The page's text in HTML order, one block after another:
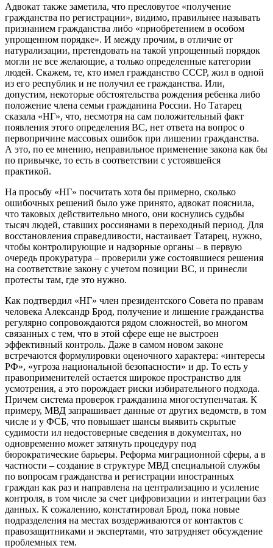
Адвокат также заметила, что пресловутое «получение
гражданства по регистрации», видимо, правильнее называть
признанием гражданства либо «приобретением в особом
упрощенном порядке». И между прочим, в отличие от
натурализации, претендовать на такой упрощенный порядок
могли не все желающие, а только определенные категории
людей. Скажем, те, кто имел гражданство СССР, жил в одной
из его республик и не получил ее гражданства. Или,
допустим, некоторые обстоятельства рождения ребенка либо
положение члена семьи гражданина России. Но Татарец
сказала «НГ», что, несмотря на сам положительный факт
появления этого определения ВС, нет ответа на вопрос о
первопричине массовых ошибок при лишении гражданства.
А это, по ее мнению, неправильное применение закона как бы
по привычке, то есть в соответствии с устоявшейся
практикой.
На просьбу «НГ» посчитать хотя бы примерно, сколько
ошибочных решений было уже принято, адвокат пояснила,
что таковых действительно много, они коснулись судьбы
тысяч людей, ставших россиянами в переходный период. Для
восстановления справедливости, настаивает Татарец, нужно,
чтобы контролирующие и надзорные органы – в первую
очередь прокуратура – проверили уже состоявшиеся решения
на соответствие закону с учетом позиции ВС, и принесли
протесты там, где это нужно.
Как подтвердил «НГ» член президентского Совета по правам
человека Александр Брод, получение и лишение гражданства
регулярно сопровождаются рядом сложностей, во многом
связанных с тем, что в этой сфере еще не выстроен
эффективный контроль. Даже в самом новом законе
встречаются формулировки оценочного характера: «интересы
РФ», «угроза национальной безопасности» и др. То есть у
правоприменителей остается широкое пространство для
усмотрения, а это порождает риски избирательного подхода.
Причем система проверок гражданина многоступенчатая. К
примеру, МВД запрашивает данные от других ведомств, в том
числе и у ФСБ, что повышает шансы выявить скрытые
судимости ил недостоверные сведения в документах, но
одновременно может затянуть процедуру под
бюрократические барьеры. Реформа миграционной сферы, а в
частности – создание в структуре МВД специальной службы
по вопросам гражданства и регистрации иностранных
граждан как раз и направлена на централизацию и усиление
контроля, в том числе за счет цифровизации и интеграции баз
данных. К сожалению, констатировал Брод, пока новые
подразделения на местах воздерживаются от контактов с
правозащитниками и экспертами, что затрудняет обсуждение
проблемных тем.